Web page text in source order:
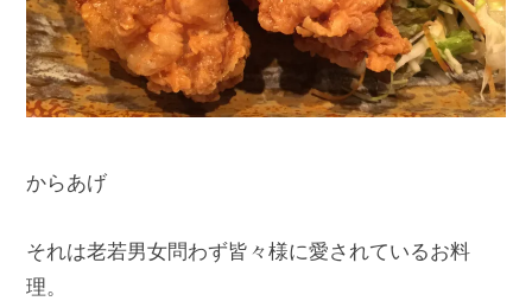
からあげ
それは老若男女問わず皆々様に愛されているお料
理。